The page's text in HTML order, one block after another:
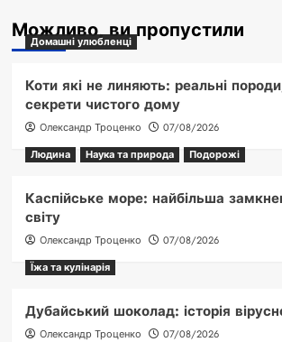
Можливо, ви пропустили
Домашні улюбленці
Коти які не линяють: реальні
секрети чистого дому
Олександр Троценко
07/08/2026
Людина
Наука та природа Подорожі
Каспійське море: найбільша
світу
Олександр Троценко
07/08/2026
Їжа та кулінарія
Дубайський шоколад: історія
Олександр Троценко 07/08/2026